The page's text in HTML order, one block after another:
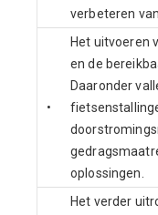
verbeteren
•
Het uitvoeren
en de
Daaronder
oplossingen.
Het verder